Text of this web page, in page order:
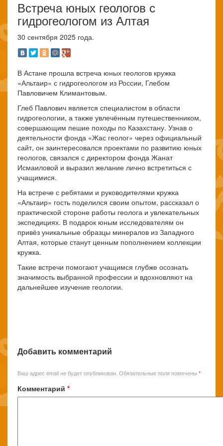
Встреча юных геологов с
гидрогеологом из Алтая
30 сентября 2025 года.
В Астане прошла встреча юных геологов кружка
«Альтаир» с гидрогеологом из России, Глебом
Павловичем Климантовым.
Глеб Павлович является специалистом в области
гидрогеологии, а также увлечённым путешественником,
совершающим пешие походы по Казахстану. Узнав о
деятельности фонда «Жас геолог» через официальный
сайт, он заинтересовался проектами по развитию юных
геологов, связался с директором фонда Жанат
Исмаиловой и выразил желание лично встретиться с
учащимися.
На встрече с ребятами и руководителями кружка
«Альтаир» гость поделился своим опытом, рассказал о
практической стороне работы геолога и увлекательных
экспедициях. В подарок юным исследователям он
привёз уникальные образцы минералов из Западного
Алтая, которые станут ценным пополнением коллекции
кружка.
Такие встречи помогают учащимся глубже осознать
значимость выбранной профессии и вдохновляют на
дальнейшее изучение геологии.
Добавить комментарий
Ваш адрес email не будет опубликован. Обязательные поля помечены *
Комментарий *